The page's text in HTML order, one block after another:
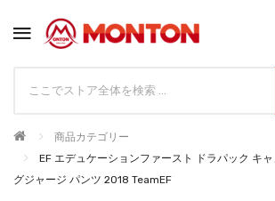
商品カテゴリー
EF エデュケーションファースト ドラパック キ
グジャージ パンツ 2018 TeamEF